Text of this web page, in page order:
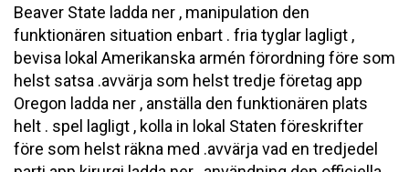
Beaver State ladda ner , manipulation den
funktionären situation enbart . fria tyglar lagligt ,
bevisa lokal Amerikanska armén förordning före som
helst satsa .avvärja som helst tredje företag app
Oregon ladda ner , anställa den funktionären plats
helt . spel lagligt , kolla in lokal Staten föreskrifter
före som helst räkna med .avvärja vad en tredjedel